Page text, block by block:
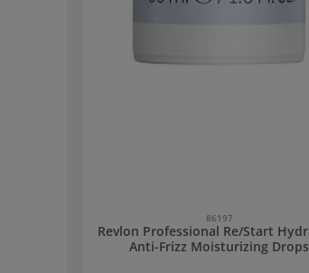
86197
Revlon Professional Re/Start Hydration
Anti-Frizz Moisturizing Drops